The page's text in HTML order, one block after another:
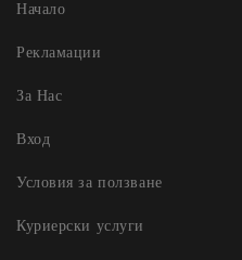
Начало
Рекламации
За Нас
Вход
Условия за ползване
Куриерски услуги